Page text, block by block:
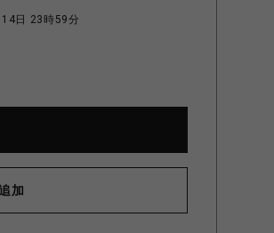
日 23時59分
加